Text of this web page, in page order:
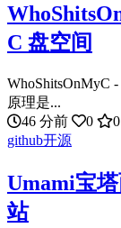
C 盘空间
WhoShitsOnMyC
原理是...
46 分前
0 0
github开源
Umami宝
站